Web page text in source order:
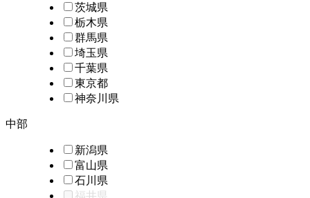
茨城県
栃木県
群馬県
埼玉県
千葉県
東京都
神奈川県
中部
新潟県
富山県
石川県
福井県